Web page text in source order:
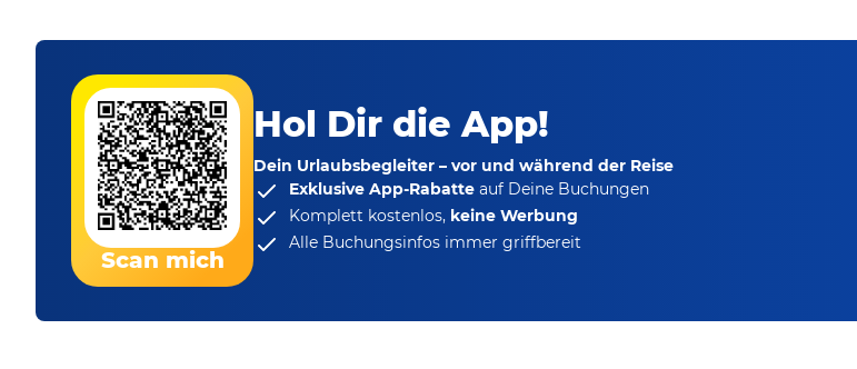
Scan mich
Hol Dir die App!
Dein Urlaubsbegleiter – vor und während der Reise
Exklusive App-Rabatte auf Deine Buchungen
Komplett kostenlos, keine Werbung
Alle Buchungsinfos immer griffbereit